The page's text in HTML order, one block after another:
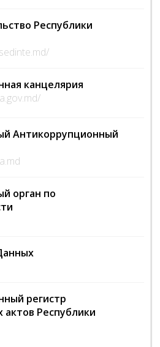
Республики
канцелярия
Антикоррупционный
орган по
регистр
Республики